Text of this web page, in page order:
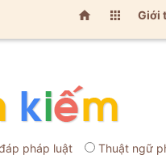
  Giới
pháp luật Thuật ngữ